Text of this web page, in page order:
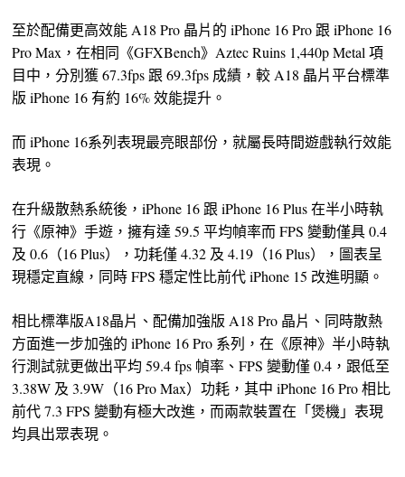
至於配備更高效能 A18 Pro 晶片的 iPhone 16 Pro 跟 iPhone 16
Pro Max，在相同《GFXBench》Aztec Ruins 1,440p Metal 項
目中，分別獲 67.3fps 跟 69.3fps 成績，較 A18 晶片平台標準
版 iPhone 16 有約 16% 效能提升。
而 iPhone 16系列表現最亮眼部份，就屬長時間遊戲執行效能
表現。
在升級散熱系統後，iPhone 16 跟 iPhone 16 Plus 在半小時執
行《原神》手遊，擁有達 59.5 平均幀率而 FPS 變動僅具 0.4
及 0.6（16 Plus），功耗僅 4.32 及 4.19（16 Plus），圖表呈
現穩定直線，同時 FPS 穩定性比前代 iPhone 15 改進明顯。
相比標準版A18晶片、配備加強版 A18 Pro 晶片、同時散熱
方面進一步加強的 iPhone 16 Pro 系列，在《原神》半小時執
行測試就更做出平均 59.4 fps 幀率、FPS 變動僅 0.4，跟低至
3.38W 及 3.9W（16 Pro Max）功耗，其中 iPhone 16 Pro 相比
前代 7.3 FPS 變動有極大改進，而兩款裝置在「煲機」表現
均具出眾表現。